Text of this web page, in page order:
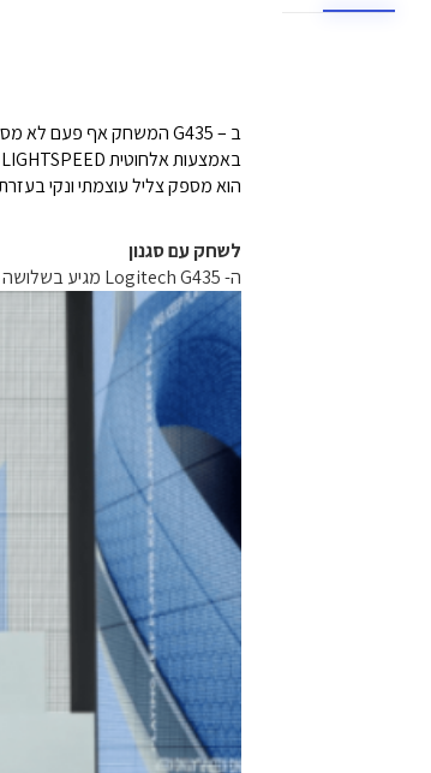
באמצעות אלחוטית LIGHTSPEED אלחוטית ו- Bluetooth.
הוא מספק צליל עוצמתי ונקי בעזרת
לשחק עם סגנון
ה- Logitech G435 מגיע בשלושה צבעים נפרדים, בחרו את הסגנון המתאים לכם או הוסיפו את שלושתם לסיבוב שלכם